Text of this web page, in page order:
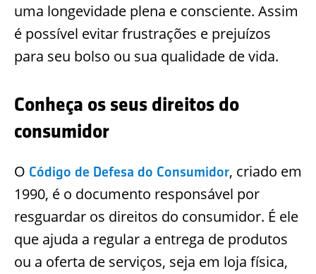
uma longevidade plena e consciente. Assim
é possível evitar frustrações e prejuízos
para seu bolso ou sua qualidade de vida.
Conheça os seus direitos do
consumidor
O Código de Defesa do Consumidor, criado em
1990, é o documento responsável por
resguardar os direitos do consumidor. É ele
que ajuda a regular a entrega de produtos
ou a oferta de serviços, seja em loja física,